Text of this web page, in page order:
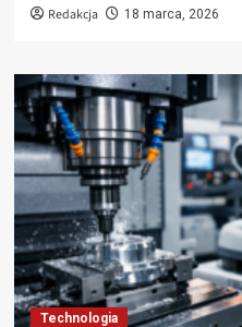
Redakcja 18 marca, 2026
Technologia